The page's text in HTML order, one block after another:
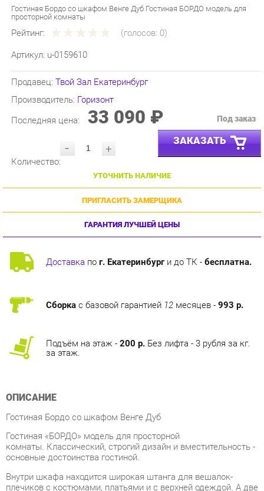
Рейтинг:
Артикул: u-0159610
Производитель:Горизонт
Последняя цена: 33 090 ₽
- ЗАКАЗАТЬ
УТОЧНИТЬ НАЛИЧИЕ
ПРИГЛАСИТЬ ЗАМЕРЩИКА
ГАРАНТИЯ ЛУЧШЕЙ ЦЕНЫ
Доставкапог. Екатеринбурги до ТК -бесплатна.
комнаты. Классический, строгий дизайн и вместительность -
Внутри шкафа находится широкая штанга для вешалок-
плечиков с костюмами, платьями и с верхней одеждой. А две
полки предоставят достаточно места для аккуратного
хранения одежды, постельного белья, головных уборов,
коробок с обувью и разнообразных аксессуаров.